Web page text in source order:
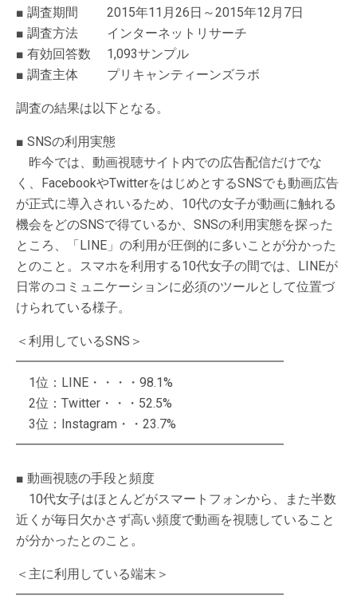
■ 調査期間 2015年11月26日～2015年12月7日
■ 調査方法 インターネットリサーチ
■ 有効回答数 1,093サンプル
■ 調査主体 プリキャンティーンズラボ
調査の結果は以下となる。
■ SNSの利用実態
昨今では、動画視聴サイト内での広告配信だけでな
く、FacebookやTwitterをはじめとするSNSでも動画広告
が正式に導入されいるため、10代の女子が動画に触れる
機会をどのSNSで得ているか、SNSの利用実態を探った
ところ、「LINE」の利用が圧倒的に多いことが分かった
とのこと。スマホを利用する10代女子の間では、LINEが
日常のコミュニケーションに必須のツールとして位置づ
けられている様子。
＜利用しているSNS＞
━━━━━━━━━━━━━━━━━━━━━
1位：LINE・・・・98.1%
2位：Twitter・・・52.5%
3位：Instagram・・23.7%
━━━━━━━━━━━━━━━━━━━━━
■ 動画視聴の手段と頻度
10代女子はほとんどがスマートフォンから、また半数
近くが毎日欠かさず高い頻度で動画を視聴していること
が分かったとのこと。
＜主に利用している端末＞
━━━━━━━━━━━━━━━━━━━━━